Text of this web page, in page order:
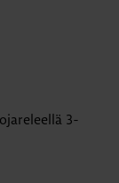
3-